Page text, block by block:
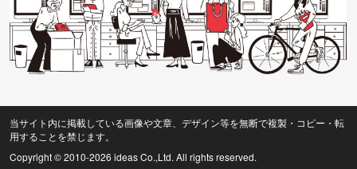
当サイト内に掲載している画像や文章、デザイン等を無断で複製・コピー・転
用することを禁じます。
Copyright © 2010-2026 ideas Co.,Ltd. All rights reserved.